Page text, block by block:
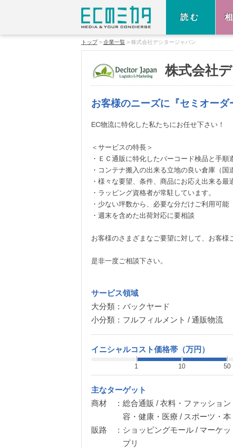
読む
トップ 企業一覧 株式会社デシタージャパン
株式会社
お客様のニーズに『セミオーダ
EC物流に特化した私たちにお任せ下さい！
＜サービスの特長＞
・ＥＣ通販に特化したバーコード検品と手順
・コンテナ搬入の出来る立地の良い倉庫（国
・様々な要望、条件、商品にお応え出来る最
・ラッピング資格者が常駐しています。
・少ない坪数から、必要な分だけご利用可能
・週末を含めた出荷対応に要相談
お客様のさまざまなご要望に対して、お客様
是非一度ご相談下さい。
サービス領域
大分類： バックヤード
小分類： フルフィルメント / 通販物流
イニシャルコスト価格帯（万円）
1 10 50
主なターゲット
商材 ： 総合通販 / 衣料・ファッショ
容・健康・医療 / スポーツ・
販路 ： ショッピングモール / マーケ
プリ